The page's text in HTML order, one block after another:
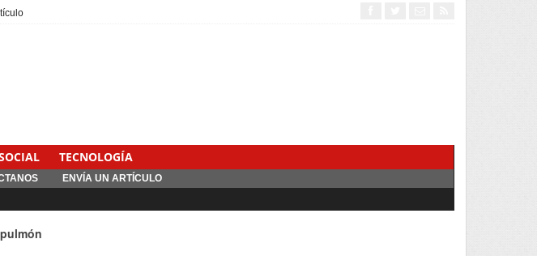
TECNOLOGÍA
ENVÍA UN ARTÍCULO